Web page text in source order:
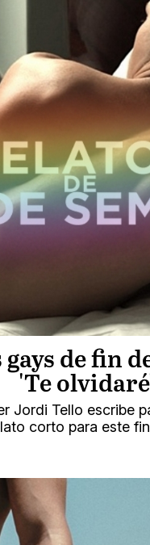
gays de fin
'Te
Jordi Tello escribe
corto para este